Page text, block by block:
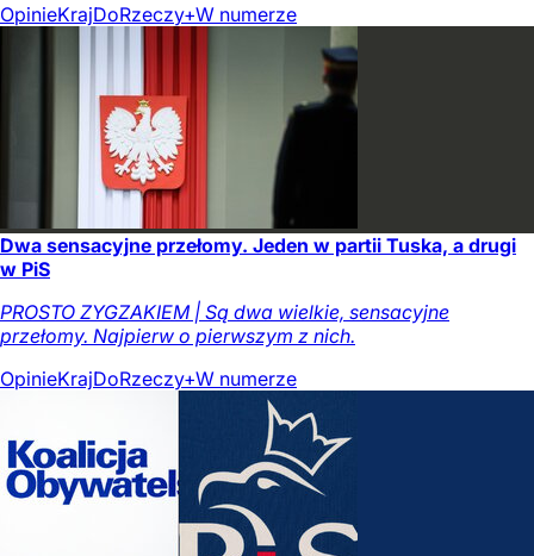
OpinieKrajDoRzeczy+W numerze
Dwa sensacyjne przełomy. Jeden w partii Tuska, a drugi
w PiS
PROSTO ZYGZAKIEM | Są dwa wielkie, sensacyjne
przełomy. Najpierw o pierwszym z nich.
OpinieKrajDoRzeczy+W numerze